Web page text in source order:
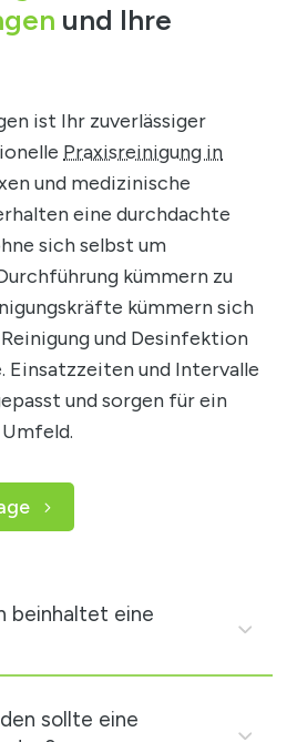
und Ihre
ist Ihr zuverlässiger
Praxisreinigung in
und medizinische
eine durchdachte
sich selbst um
kümmern zu
kümmern sich
und Desinfektion
Einsatzzeiten und Intervalle
und sorgen für ein
beinhaltet eine
sollte eine